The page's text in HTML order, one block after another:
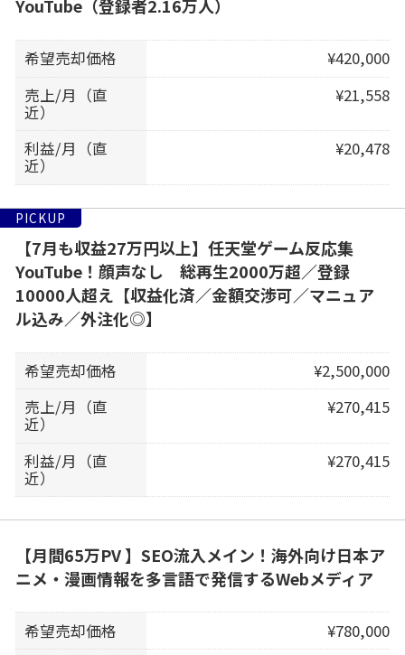
YouTube（登録者2.16万人）
希望売却価格
¥420,000
売上/月（直
近）
¥21,558
利益/月（直
近）
¥20,478
PICKUP
【7月も収益27万円以上】任天堂ゲーム反応集
YouTube！顔声なし 総再生2000万超／登録
10000人超え【収益化済／金額交渉可／マニュア
ル込み／外注化◎】
希望売却価格
¥2,500,000
売上/月（直
近）
¥270,415
利益/月（直
近）
¥270,415
【月間65万PV 】SEO流入メイン！海外向け日本ア
ニメ・漫画情報を多言語で発信するWebメディア
希望売却価格
¥780,000